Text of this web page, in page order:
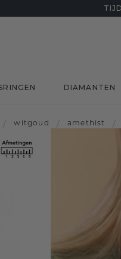
DIAMANTEN
/ witgoud / amethist /